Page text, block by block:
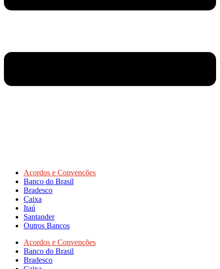
Acordos e Convenções
Banco do Brasil
Bradesco
Caixa
Itaú
Santander
Outros Bancos
Acordos e Convenções
Banco do Brasil
Bradesco